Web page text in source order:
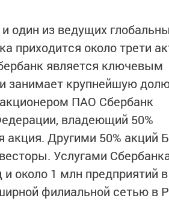
один из ведущих
приходится около трети
является ключевым
занимает крупнейшую
ПАО Сбербанк
владеющий 50%
акция. Другими 50% акций
Услугами
около 1 млн предприятий
филиальной сетью в